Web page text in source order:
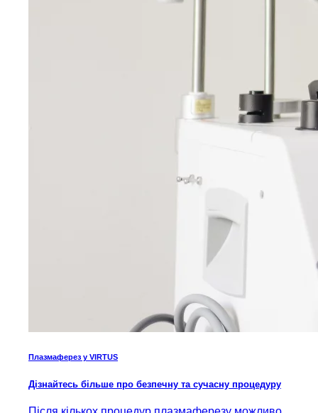
Плазмаферез у VIRTUS
Дізнайтесь більше про безпечну та сучасну процедуру